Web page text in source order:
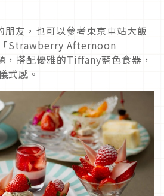
友，也可以參考東京車站大飯
Strawberry Afternoon
，搭配優雅的Tiffany藍色食器，
式感。